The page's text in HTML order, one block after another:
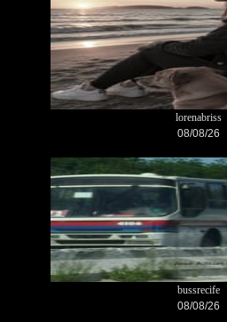
lorenabriss
08/08/26
bussrecife
08/08/26